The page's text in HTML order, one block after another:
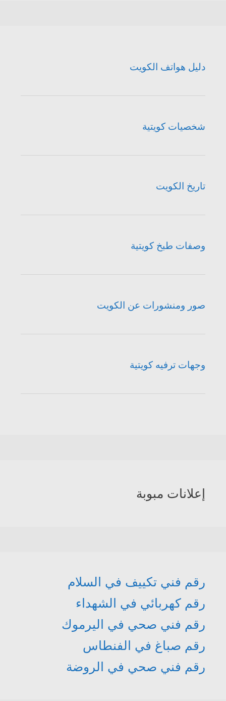
دليل هواتف الكويت
شخصيات كويتية
تاريخ الكويت
وصفات طبخ كويتية
صور ومنشورات عن الكويت
وجهات ترفيه كويتية
إعلانات مبوبة
رقم فني تكييف في السلام
رقم كهربائي في الشهداء
رقم فني صحي في اليرموك
رقم صباغ في الفنطاس
رقم فني صحي في الروضة